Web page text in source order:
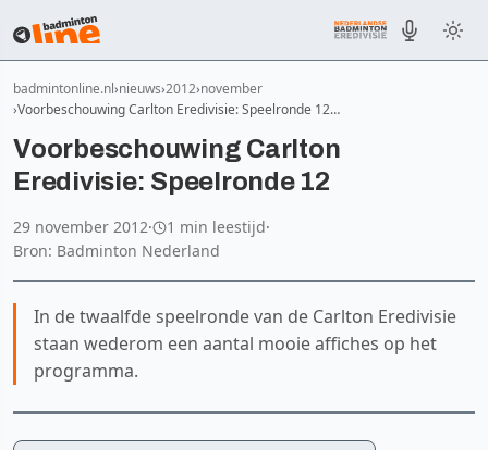
badmintonline.nl nieuws 2012 november
Voorbeschouwing Carlton Eredivisie: Speelronde 12…
Voorbeschouwing Carlton
Eredivisie: Speelronde 12
29 november 2012· 1 min leestijd·
Bron: Badminton Nederland
In de twaalfde speelronde van de Carlton Eredivisie
staan wederom een aantal mooie affiches op het
programma.